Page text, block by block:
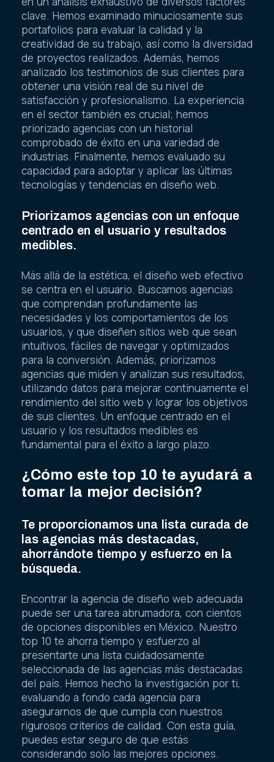
clave. Hemos examinado minuciosamente sus
portafolios para evaluar la calidad y la
creatividad de su trabajo, así como la diversidad
de proyectos realizados. Además, hemos
analizado los testimonios de sus clientes para
obtener una visión real de su nivel de
satisfacción y profesionalismo. La experiencia
en el sector también es crucial; hemos
priorizado agencias con un historial
comprobado de éxito en una variedad de
industrias. Finalmente, hemos evaluado su
capacidad para adoptar y aplicar las últimas
tecnologías y tendencias en diseño web.
Priorizamos agencias con un enfoque
centrado en el usuario y resultados
medibles.
Más allá de la estética, el diseño web efectivo
se centra en el usuario. Buscamos agencias
que comprendan profundamente las
necesidades y los comportamientos de los
usuarios, y que diseñen sitios web que sean
intuitivos, fáciles de navegar y optimizados
para la conversión. Además, priorizamos
agencias que miden y analizan sus resultados,
utilizando datos para mejorar continuamente el
rendimiento del sitio web y lograr los objetivos
de sus clientes. Un enfoque centrado en el
usuario y los resultados medibles es
fundamental para el éxito a largo plazo.
¿Cómo este top 10 te ayudará a
tomar la mejor decisión?
Te proporcionamos una lista curada de
las agencias más destacadas,
ahorrándote tiempo y esfuerzo en la
búsqueda.
Encontrar la agencia de diseño web adecuada
puede ser una tarea abrumadora, con cientos
de opciones disponibles en México. Nuestro
top 10 te ahorra tiempo y esfuerzo al
presentarte una lista cuidadosamente
seleccionada de las agencias más destacadas
del país. Hemos hecho la investigación por ti,
evaluando a fondo cada agencia para
asegurarnos de que cumpla con nuestros
rigurosos criterios de calidad. Con esta guía,
puedes estar seguro de que estás
considerando solo las mejores opciones.